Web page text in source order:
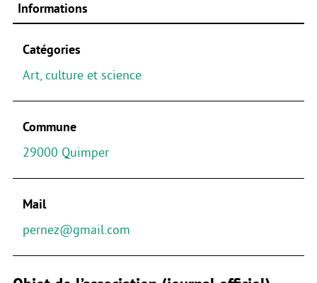
Informations
Catégories
Art, culture et science
Commune
29000 Quimper
Mail
pernez@gmail.com